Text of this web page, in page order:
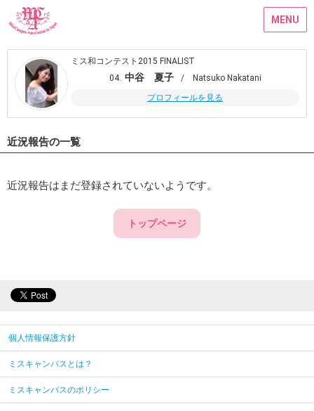
MENU
ミス和コンテスト2015 FINALIST
04. 中谷 夏子
/ Natsuko Nakatani
プロフィールを見る
近況報告の一覧
近況報告はまだ登録されていないようです。
トップページ
個人情報保護方針
ミスキャンパスとは？
ミスキャンパスのポリシー